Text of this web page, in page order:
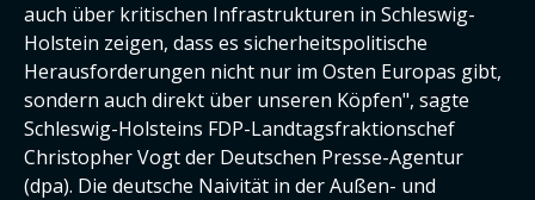
auch über kritischen Infrastrukturen in Schleswig-
Holstein zeigen, dass es sicherheitspolitische
Herausforderungen nicht nur im Osten Europas gibt,
sondern auch direkt über unseren Köpfen", sagte
Schleswig-Holsteins FDP-Landtagsfraktionschef
Christopher Vogt der Deutschen Presse-Agentur
(dpa). Die deutsche Naivität in der Außen- und